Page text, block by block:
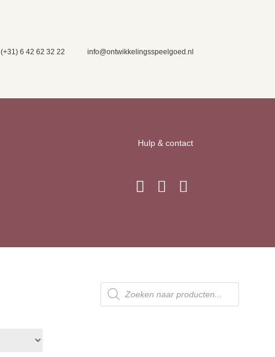
info@ontwikkelingsspeelgoed.nl
(+31) 6 42 62 32 22
Hulp & contact
  
Producten
zoeken